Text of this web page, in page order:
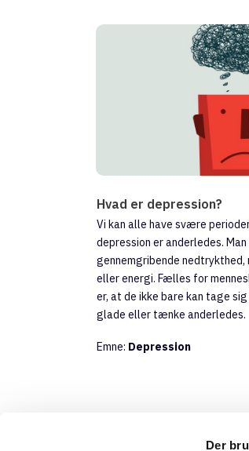
Der
Hvad er depression?
Vi kan alle have svære
depression er anderledes.
gennemgribende nedtrykthed,
eller energi. Fælles for
er, at de ikke bare kan tage
glade eller tænke anderledes.
Emne: Depression